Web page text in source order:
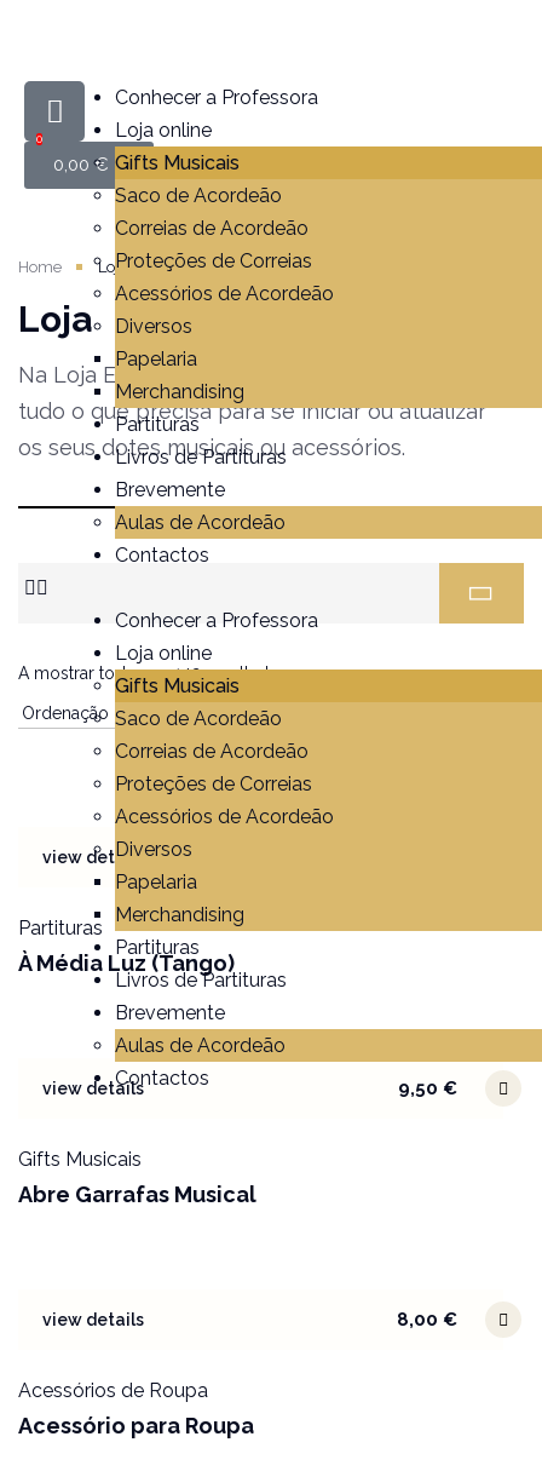
Conhecer a Professora
Loja online
Gifts Musicais
Saco de Acordeão
Correias de Acordeão
Proteções de Correias
Acessórios de Acordeão
Diversos
Papelaria
Merchandising
Partituras
Livros de Partituras
Brevemente
Aulas de Acordeão
Contactos
Conhecer a Professora
Loja online
Gifts Musicais
Saco de Acordeão
Correias de Acordeão
Proteções de Correias
Acessórios de Acordeão
Diversos
Papelaria
Merchandising
Partituras
Livros de Partituras
Brevemente
Aulas de Acordeão
Contactos
0,00€
0
Home Loja
Loja
Na Loja Escola de Acordeão poderá comprar
tudo o que precisa para se iniciar ou atualizar
os seus dotes musicais ou acessórios.
A mostrar todos os 142 resultados
view details
Partituras
À Média Luz (Tango)
view details 9,50 €
Gifts Musicais
Abre Garrafas Musical
view details 8,00 €
Acessórios de Roupa
Acessório para Roupa